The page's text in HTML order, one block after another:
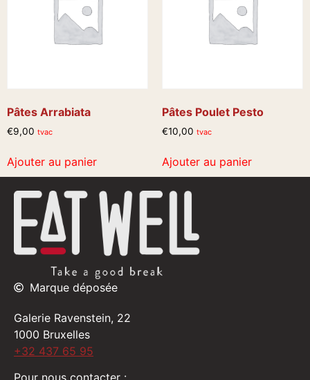
Pâtes Arrabiata
€9,00 tvac
Ajouter au panier
Pâtes Poulet Pesto
€10,00 tvac
Ajouter au panier
Marque déposée
Galerie Ravenstein, 22
1000 Bruxelles
+32 437 65 95